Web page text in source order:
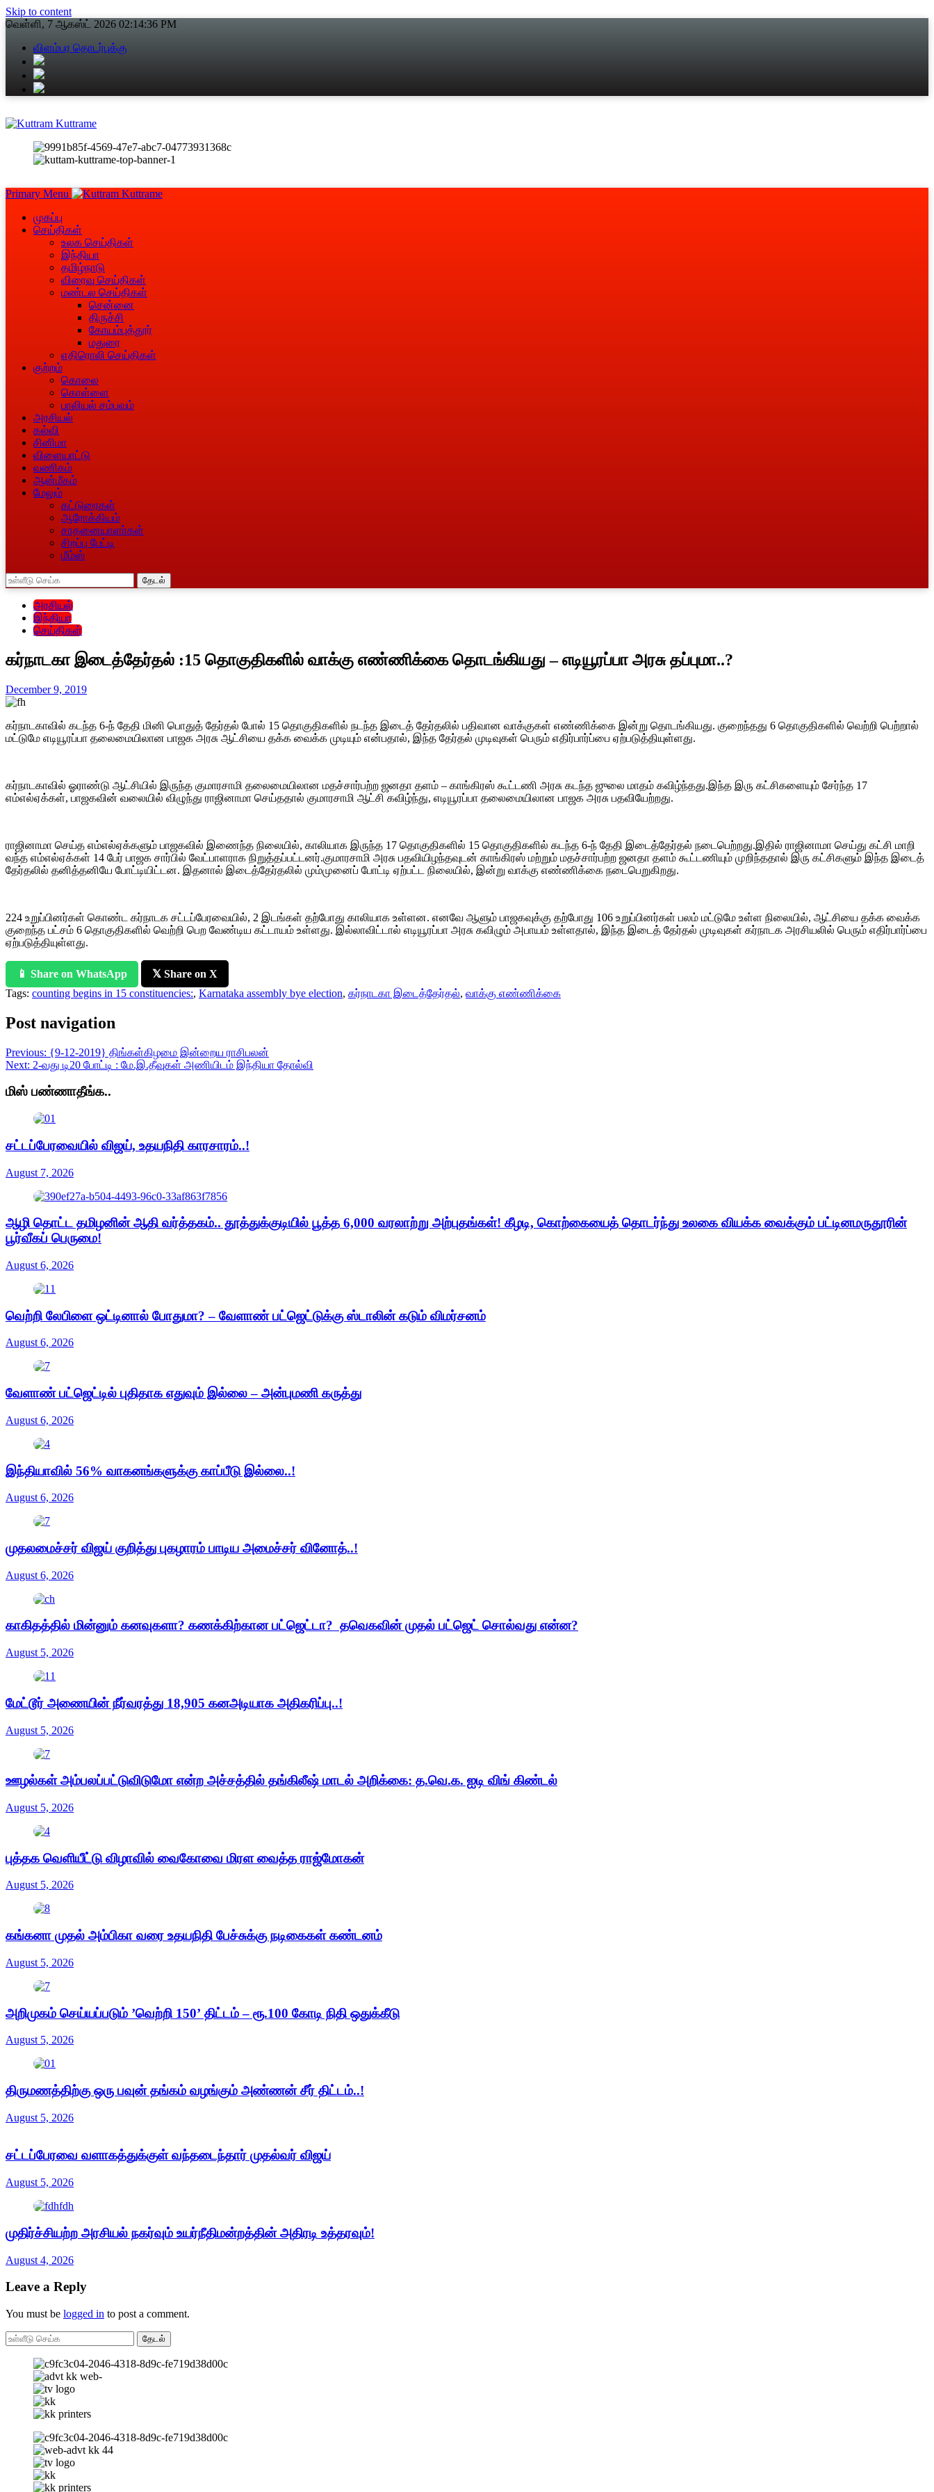
Skip to content
வெள்ளி, 7 ஆகஸ்ட் 2026 02:14:36 PM
விளம்பர தொடர்புக்கு
Primary Menu
முகப்பு
செய்திகள்
உலக செய்திகள்
இந்தியா
தமிழ்நாடு
விரைவு செய்திகள்
மண்டல செய்திகள்
சென்னை
திருச்சி
கோயம்புத்தூர்
மதுரை
எதிரொலி செய்திகள்
குற்றம்
கொலை
கொள்ளை
பாலியல் சம்பவம்
அரசியல்
கல்வி
சினிமா
விளையாட்டு
வணிகம்
ஆன்மீகம்
மேலும்
கட்டுரைகள்
ஆரோக்கியம்
சாதனையாளா்கள்
சிறப்பு பேட்டி
மீம்ஸ்
தேடல்
அரசியல்
இந்தியா
செய்திகள்
கர்நாடகா இடைத்தேர்தல் :15 தொகுதிகளில் வாக்கு எண்ணிக்கை தொடங்கியது – எடியூரப்பா அரசு தப்புமா..?
December 9, 2019
கர்நாடகாவில் கடந்த 6-ந் தேதி மினி பொதுத் தேர்தல் போல் 15 தொகுதிகளில் நடந்த இடைத் தேர்தலில் பதிவான வாக்குகள் எண்ணிக்கை இன்று தொடங்கியது. குறைந்தது 6 தொகுதிகளில் வெற்றி பெற்றால்
மட்டுமே எடியூரப்பா தலைமையிலான பாஜக அரசு ஆட்சியை தக்க வைக்க முடியும் என்பதால், இந்த தேர்தல் முடிவுகள் பெரும் எதிர்பார்ப்பை ஏற்படுத்தியுள்ளது.
கர்நாடகாவில் ஓராண்டு ஆட்சியில் இருந்த குமாரசாமி தலைமையிலான மதச்சார்பற்ற ஜனதா தளம் – காங்கிரஸ் கூட்டணி அரசு கடந்த ஜுலை மாதம் கவிழ்ந்தது.இந்த இரு கட்சிகளையும் சேர்ந்த 17
எம்எல்ஏக்கள், பாஜகவின் வலையில் விழுந்து ராஜினாமா செய்ததால் குமாரசாமி ஆட்சி கவிழ்ந்து, எடியூரப்பா தலைமையிலான பாஜக அரசு பதவியேற்றது.
ராஜினாமா செய்த எம்எல்ஏக்களும் பாஜகவில் இணைந்த நிலையில், காலியாக இருந்த 17 தொகுதிகளில் 15 தொகுதிகளில் கடந்த 6-ந் தேதி இடைத்தேர்தல் நடைபெற்றது.இதில் ராஜினாமா செய்து கட்சி மாறி
வந்த எம்எல்ஏக்கள் 14 பேர் பாஜக சார்பில் வேட்பாளராக நிறுத்தப்பட்டனர்.குமாரசாமி அரசு பதவியிழந்தவுடன் காங்கிரஸ் மற்றும் மதச்சார்பற்ற ஜனதா தளம் கூட்டணியும் முறிந்ததால் இரு கட்சிகளும் இந்த இடைத்
தேர்தலில் தனித்தனியே போட்டியிட்டன. இதனால் இடைத்தேர்தலில் மும்முனைப் போட்டி ஏற்பட்ட நிலையில், இன்று வாக்கு எண்ணிக்கை நடைபெறுகிறது.
224 உறுப்பினர்கள் கொண்ட கர்நாடக சட்டப்பேரவையில், 2 இடங்கள் தற்போது காலியாக உள்ளன. எனவே ஆளும் பாஜகவுக்கு தற்போது 106 உறுப்பினர்கள் பலம் மட்டுமே உள்ள நிலையில், ஆட்சியை தக்க வைக்க
குறைந்த பட்சம் 6 தொகுதிகளில் வெற்றி பெற வேண்டிய கட்டாயம் உள்ளது. இல்லாவிட்டால் எடியூரப்பா அரசு கவிழும் அபாயம் உள்ளதால், இந்த இடைத் தேர்தல் முடிவுகள் கர்நாடக அரசியலில் பெரும் எதிர்பார்ப்பை
ஏற்படுத்தியுள்ளது.
📱 Share on WhatsApp
𝕏 Share on X
Tags: counting begins in 15 constituencies:, Karnataka assembly bye election, கர்நாடகா இடைத்தேர்தல், வாக்கு எண்ணிக்கை
Post navigation
Previous: {9-12-2019} திங்கள்கிழமை இன்றைய ராசிபலன்
Next: 2-வது டி20 போட்டி : மே.இ.தீவுகள் அணியிடம் இந்தியா தோல்வி
மிஸ் பண்ணாதீங்க..
சட்டப்பேரவையில் விஜய், உதயநிதி காரசாரம்..!
August 7, 2026
ஆழி தொட்ட தமிழனின் ஆதி வர்த்தகம்.. தூத்துக்குடியில் பூத்த 6,000 வரலாற்று அற்புதங்கள்! கீழடி, கொற்கையைத் தொடர்ந்து உலகை வியக்க வைக்கும் பட்டினமருதூரின்
பூர்வீகப் பெருமை!
August 6, 2026
வெற்றி லேபிளை ஒட்டினால் போதுமா? – வேளாண் பட்ஜெட்டுக்கு ஸ்டாலின் கடும் விமர்சனம்
August 6, 2026
வேளாண் பட்ஜெட்டில் புதிதாக எதுவும் இல்லை – அன்புமணி கருத்து
August 6, 2026
இந்தியாவில் 56% வாகனங்களுக்கு காப்பீடு இல்லை..!
August 6, 2026
முதலமைச்சர் விஜய் குறித்து புகழாரம் பாடிய அமைச்சர் வினோத்..!
August 6, 2026
காகிதத்தில் மின்னும் கனவுகளா? கணக்கிற்கான பட்ஜெட்டா? தவெகவின் முதல் பட்ஜெட் சொல்வது என்ன?
August 5, 2026
மேட்டூர் அணையின் நீர்வரத்து 18,905 கனஅடியாக அதிகரிப்பு..!
August 5, 2026
ஊழல்கள் அம்பலப்பட்டுவிடுமோ என்ற அச்சத்தில் தங்கிலீஷ் மாடல் அறிக்கை: த.வெ.க. ஐடி விங் கிண்டல்
August 5, 2026
புத்தக வெளியீட்டு விழாவில் வைகோவை மிரள வைத்த ராஜ்மோகன்
August 5, 2026
கங்கனா முதல் அம்பிகா வரை உதயநிதி பேச்சுக்கு நடிகைகள் கண்டனம்
August 5, 2026
அறிமுகம் செய்யப்படும் ’வெற்றி 150’ திட்டம் – ரூ.100 கோடி நிதி ஒதுக்கீடு
August 5, 2026
திருமணத்திற்கு ஒரு பவுன் தங்கம் வழங்கும் அண்ணன் சீர் திட்டம்..!
August 5, 2026
சட்டப்பேரவை வளாகத்துக்குள் வந்தடைந்தார் முதல்வர் விஜய்
August 5, 2026
முதிர்ச்சியற்ற அரசியல் நகர்வும் உயர்நீதிமன்றத்தின் அதிரடி உத்தரவும்!
August 4, 2026
Leave a Reply
You must be logged in to post a comment.
தேடல்